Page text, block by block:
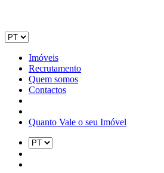
Imóveis
Recrutamento
Quem somos
Contactos
Quanto Vale o seu Imóvel